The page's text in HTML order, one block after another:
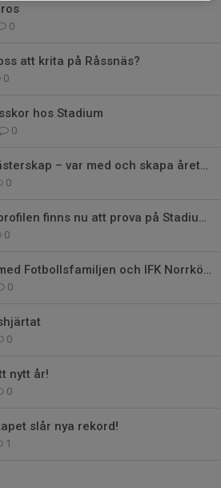
0
att krita på Råssnäs?
0
hos Stadium
0
Zeros Klubbmästerskap – var med och skapa årets roligaste dag! 🌟
0
Nya föreningsprofilen finns nu att prova på Stadium Outlet i Motala! ⚽
0
Camper 2026 med Fotbollsfamiljen och IFK Norrköping
0
0
nytt år!
0
slår nya rekord!
1